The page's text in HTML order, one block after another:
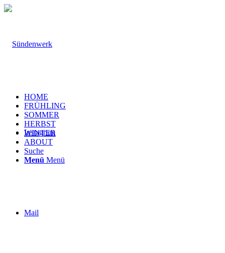
Instagram
Mail
HOME
FRÜHLING
SOMMER
HERBST
WINTER
ABOUT
Suche
Menü Menü